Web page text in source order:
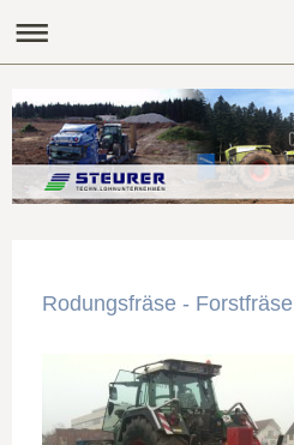
Rodungsfräse - Forstfräse